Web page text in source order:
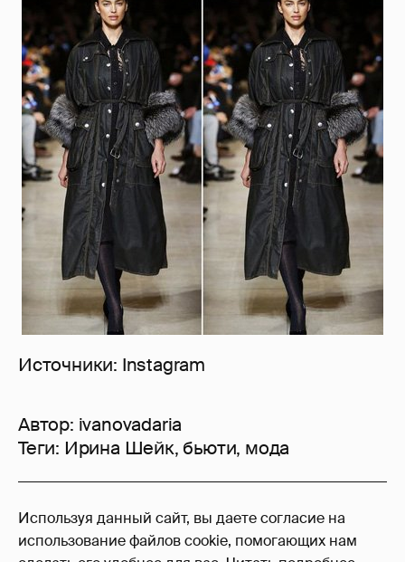
Используя данный сайт, вы даете согласие на
использование файлов cookie, помогающих нам
Источники: Instagram
Автор: ivanovadaria
Теги: Ирина Шейк, бьюти, мода
14
Войдите в аккаунт, чтобы читать и